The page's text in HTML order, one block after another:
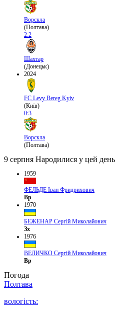
Ворскла
(Полтава)
2:2
Шахтар
(Донецьк)
2024
FC Levy Bereg Kyiv
(Київ)
0:3
Ворскла
(Полтава)
9 серпня Народилися у цей день
1959
ФЕЛЬДЕ Іван Фридрихович
Вр
1970
БЕЖЕНАР Сергій Миколайович
Зх
1976
ВЕЛИЧКО Сергій Миколайович
Вр
Погода
Полтава
вологість: